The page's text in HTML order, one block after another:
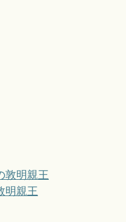
敦明親王
明親王